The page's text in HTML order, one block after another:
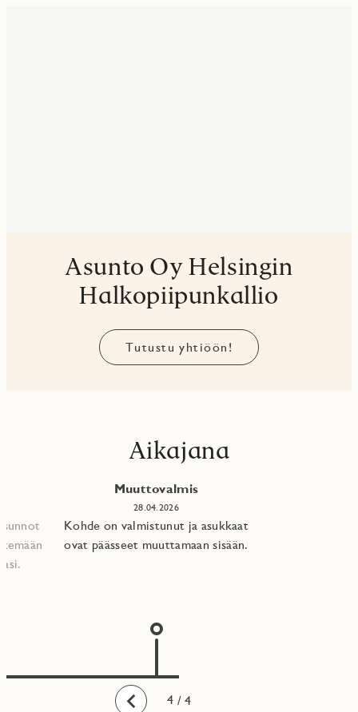
Asunto Oy Helsingin
Halkopiipunkallio
Tutustu yhtiöön!
Aikajana
Taaksepäin
Muuttovalmis
28.04.2026
Kohde on valmistunut ja asukkaat
ovat päässeet muuttamaan sisään.
1
2
3
4 / 4